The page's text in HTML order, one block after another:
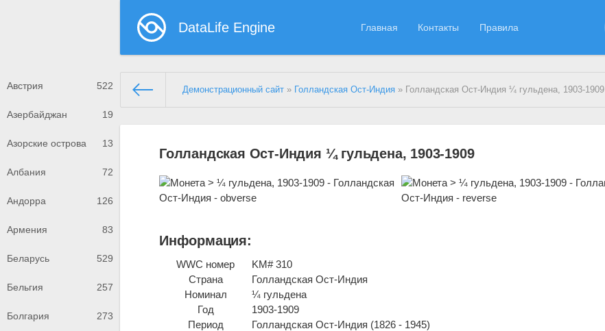
DataLife Engine Главная Контакты Правила
Австрия 522
Азербайджан 19
Азорские острова 13
Албания 72
Андорра 126
Армения 83
Беларусь 529
Бельгия 257
Болгария 273
Демонстрационный сайт » Голландская Ост-Индия » Голландская Ост-Индия ¼ гульдена, 1903-1909
Голландская Ост-Индия ¼ гульдена, 1903-1909
Информация:
WWC номер
KM# 310
Страна
Голландская Ост-Индия
Номинал
¼ гульдена
Год
1903-1909
Период
Голландская Ост-Индия (1826 - 1945)